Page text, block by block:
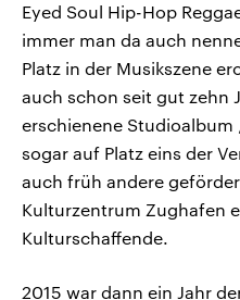
Eyed Soul Hip-Hop
immer man da auch
Platz in der Musikszene
auch schon seit gut zehn
erschienene Studioalbum
sogar auf Platz eins der
auch früh andere
Kulturzentrum Zughafen
Kulturschaffende.
2015 war dann ein Jahr